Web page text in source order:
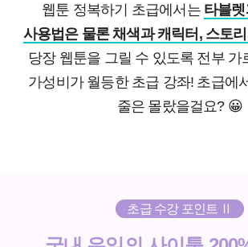
웹툰 정복하기 초급에서는 타블
사용법은 물론 채색과 캐릭터, 스토리
당장 웹툰을 그릴 수 있도록 전부 가
가성비가 월등한 초급 강좌! 초급에
줄은 몰랐을걸요? 😀
초급 수강 포인트 Ⅱ